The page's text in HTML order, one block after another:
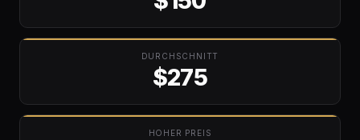
DURCHSCHNITT
$275
HOHER PREIS